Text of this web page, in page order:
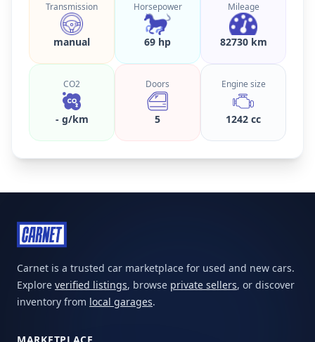
Transmission
manual
Horsepower
69 hp
Mileage
82730 km
CO2
- g/km
Doors
5
Engine size
1242 cc
Carnet is a trusted car marketplace for used and new cars.
Explore verified listings, browse private sellers, or discover
inventory from local garages.